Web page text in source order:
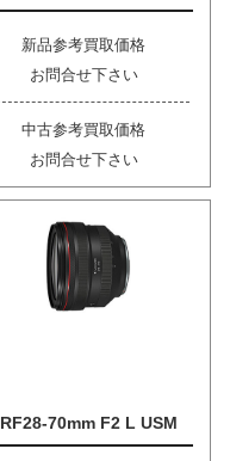
新品参考買取価格
お問合せ下さい
中古参考買取価格
お問合せ下さい
RF28-70mm F2 L USM